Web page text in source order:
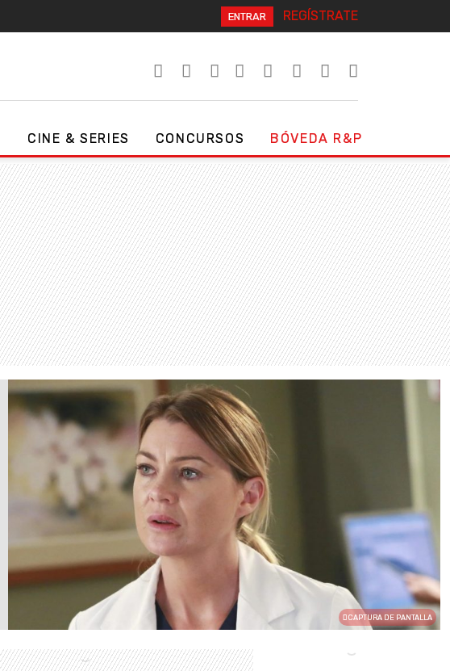
ENTRAR REGÍSTRATE
CINE & SERIES CONCURSOS BÓVEDA R&P
CAPTURA DE PANTALLA